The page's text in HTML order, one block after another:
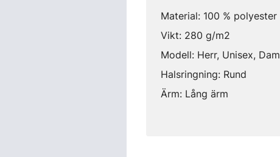
Material: 100 % polyester
Vikt: 280 g/m2
Modell: Herr, Unisex, Dam
Halsringning: Rund
Ärm: Lång ärm